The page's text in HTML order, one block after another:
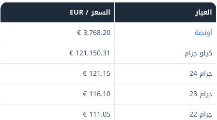
العيار
السعر / EUR
أونصة
3,768.20 €
كيلو جرام
121,150.31 €
جرام 24
121.15 €
جرام 23
116.10 €
جرام 22
111.05 €